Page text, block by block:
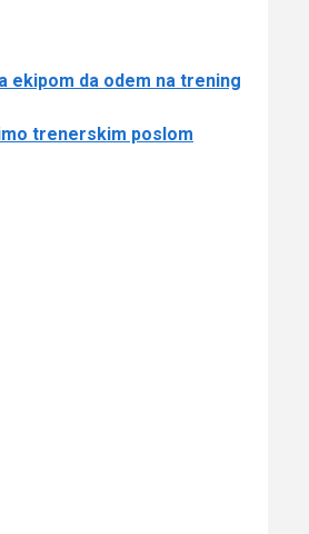
ekipom da odem na trening
trenerskim poslom